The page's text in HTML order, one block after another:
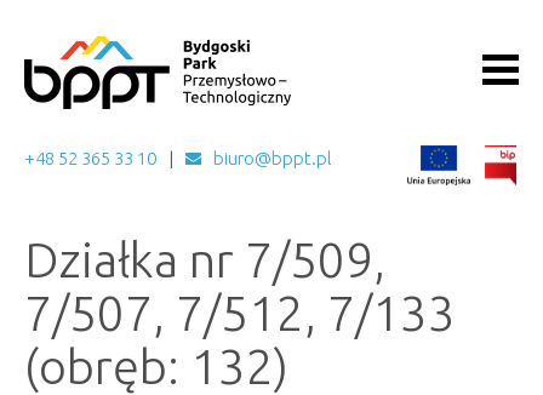
+48 52 365 33 10 biuro@bppt.pl
Działka nr 7/509,
7/507, 7/512, 7/133
(obręb: 132)